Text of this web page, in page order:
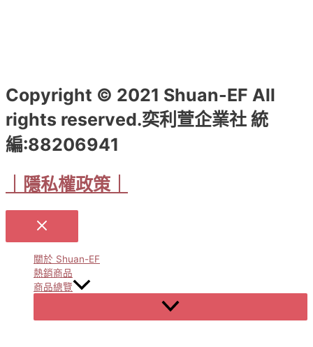
Copyright © 2021 Shuan-EF All
rights reserved.奕利萱企業社 統
編:88206941
｜隱私權政策｜
關於 Shuan-EF
熱銷商品
商品總覽
Menu
Toggle